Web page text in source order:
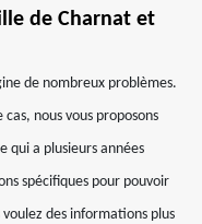
de Charnat et
de nombreux problèmes.
nous vous proposons
qui a plusieurs années
spécifiques pour pouvoir
des informations plus